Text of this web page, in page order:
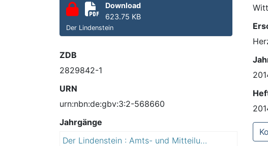
Download
623.75 KB
Der Lindenstein
ZDB
2829842-1
URN
urn:nbn:de:gbv:3:2-568660
Jahrgänge
Der Lindenstein : Amts- und Mitteilungsblatt der Stadt Sandersdorf-Brehna mit den Ortschaften Stadt Brehna, Glebitzsch, Heideloh, Petersroda, Ramsin, Renneritz, Roitzsch, Zscherndorf